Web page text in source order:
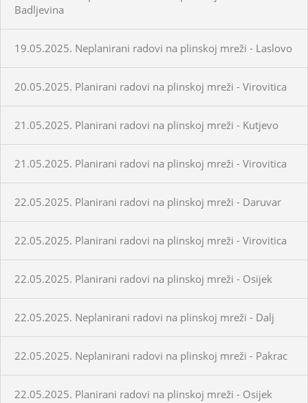
Badljevina
19.05.2025. Neplanirani radovi na plinskoj mreži - Laslovo
20.05.2025. Planirani radovi na plinskoj mreži - Virovitica
21.05.2025. Planirani radovi na plinskoj mreži - Kutjevo
21.05.2025. Planirani radovi na plinskoj mreži - Virovitica
22.05.2025. Planirani radovi na plinskoj mreži - Daruvar
22.05.2025. Planirani radovi na plinskoj mreži - Virovitica
22.05.2025. Planirani radovi na plinskoj mreži - Osijek
22.05.2025. Neplanirani radovi na plinskoj mreži - Dalj
22.05.2025. Neplanirani radovi na plinskoj mreži - Pakrac
22.05.2025. Planirani radovi na plinskoj mreži - Osijek